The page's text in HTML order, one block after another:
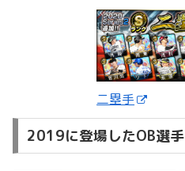
二塁手
2019に登場したOB選手